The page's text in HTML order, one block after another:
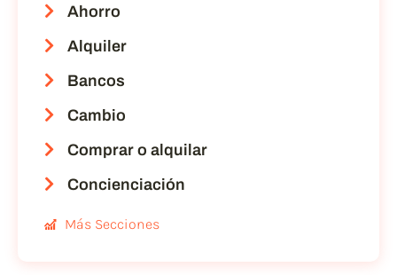
Ahorro
Alquiler
Bancos
Cambio
Comprar o alquilar
Concienciación
Más Secciones